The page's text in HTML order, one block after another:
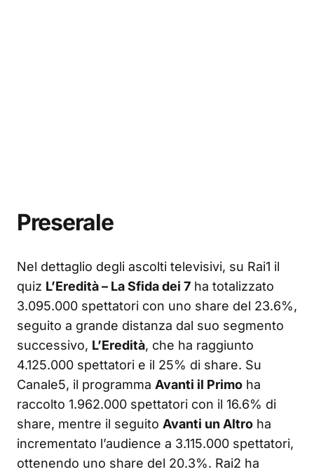
Preserale
Nel dettaglio degli ascolti televisivi, su Rai1 il
quiz L’Eredità – La Sfida dei 7 ha totalizzato
3.095.000 spettatori con uno share del 23.6%,
seguito a grande distanza dal suo segmento
successivo, L’Eredità, che ha raggiunto
4.125.000 spettatori e il 25% di share. Su
Canale5, il programma Avanti il Primo ha
raccolto 1.962.000 spettatori con il 16.6% di
share, mentre il seguito Avanti un Altro ha
incrementato l’audience a 3.115.000 spettatori,
ottenendo uno share del 20.3%. Rai2 ha